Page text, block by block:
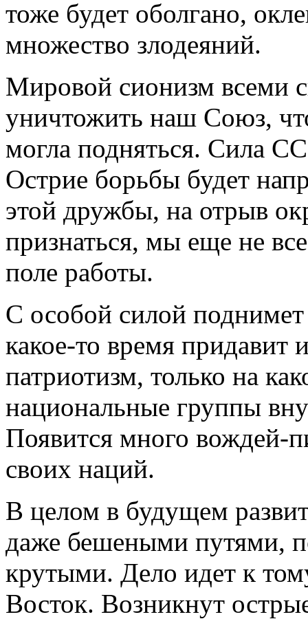
тоже будет оболгано,
множество злодеяний.
Мировой сионизм всеми
уничтожить наш Союз,
могла подняться. Сила
Острие борьбы будет
этой дружбы, на отрыв
признаться, мы еще не
поле работы.
С особой силой
какое-то время придавит
патриотизм, только на
национальные группы
Появится много вождей-
своих наций.
В целом в будущем
даже бешеными путями,
крутыми. Дело идет к
Восток. Возникнут